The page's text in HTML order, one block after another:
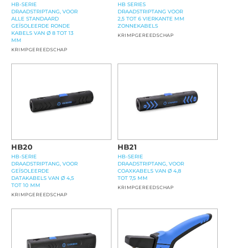
HB-SERIE
DRAADSTRIPTANG, VOOR
ALLE STANDAARD
GEÏSOLEERDE RONDE
KABELS VAN Ø 8 TOT 13
MM
KRIMPGEREEDSCHAP
HB SERIES
DRAADSTRIPTANG VOOR
2,5 TOT 6 VIERKANTE MM
ZONNEKABELS
KRIMPGEREEDSCHAP
HB20
HB-SERIE
DRAADSTRIPTANG, VOOR
GEÏSOLEERDE
DATAKABELS VAN Ø 4,5
TOT 10 MM
KRIMPGEREEDSCHAP
HB21
HB-SERIE
DRAADSTRIPTANG, VOOR
COAXKABELS VAN Ø 4,8
TOT 7,5 MM
KRIMPGEREEDSCHAP